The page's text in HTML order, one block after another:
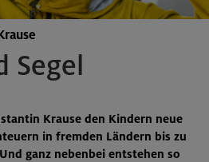
Segel
Krause den Kindern neue
in fremden Ländern bis zu
ganz nebenbei entstehen so